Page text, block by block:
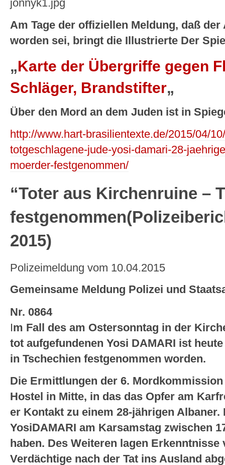
Am Tage der offiziellen Meldung, daß
worden sei, bringt die Illustrierte Der
„Karte der Übergriffe gegen
Schläger, Brandstifter„
Über den Mord an dem Juden ist in
http://www.hart-brasilientexte.de/2015/04/
totgeschlagene-jude-yosi-damari-28-
moerder-festgenommen/
“Toter aus Kirchenruine –
2015)
Polizeimeldung vom 10.04.2015
Gemeinsame Meldung Polizei und
Nr. 0864
Im Fall des am Ostersonntag in der
tot aufgefundenen Yosi DAMARI ist
in Tschechien festgenommen worden.
Die Ermittlungen der 6.
Hostel in Mitte, in das das Opfer am
er Kontakt zu einem 28-jährigen
YosiDAMARI am Karsamstag zwischen
haben. Des Weiteren lagen
Verdächtige nach der Tat ins Ausland